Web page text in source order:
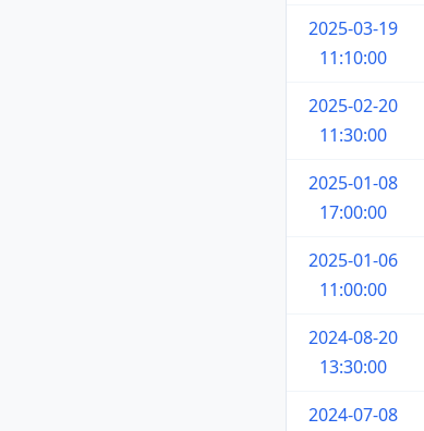
2025-03-19
11:10:00
2025-02-20
11:30:00
2025-01-08
17:00:00
2025-01-06
11:00:00
2024-08-20
13:30:00
2024-07-08